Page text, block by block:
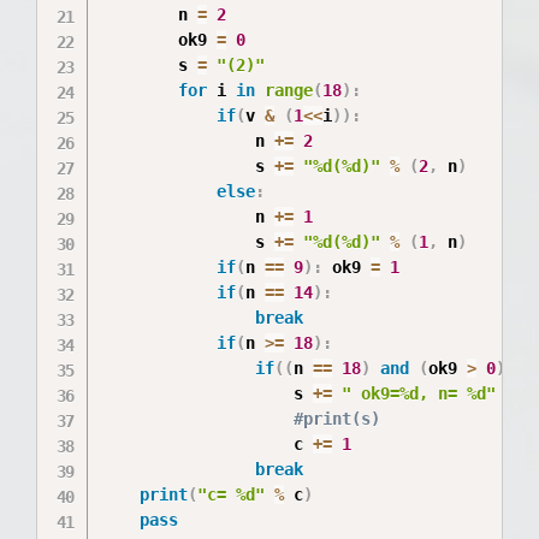
		n
= 2
		ok9
= 0
		s
= "(2)"
for i in range(18) :
if(v & (1<<i ) ) :
				n
+= 2
				s
+= "%d(%d)" % (2, n)
else:
				n
+= 1
				s
+= "%d(%d)" % (1 , n)
if(n == 9) : ok9 = 1
if(n == 14) :
break
if(n >= 18) :
if( (n == 18) and (ok9 > 0)
					s
+= " ok9=%d, n= %d"
#print(s)
					c
+= 1
break
print("c= %d" % c)
pass